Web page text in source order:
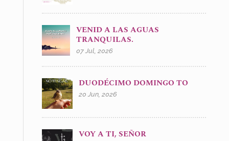
VENID A LAS AGUAS
TRANQUILAS.
07 Jul, 2026
DUODÉCIMO DOMINGO TO
20 Jun, 2026
VOY A TI, SEÑOR